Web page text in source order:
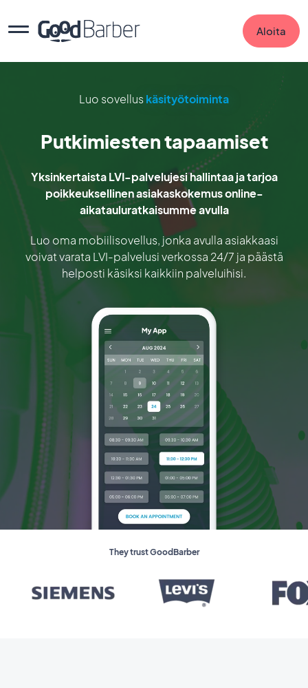
Aloita
Luo sovellus käsityötoiminta
Putkimiesten tapaamiset
Yksinkertaista LVI-palvelujesi hallintaa ja tarjoa
poikkeuksellinen asiakaskokemus online-
aikatauluratkaisumme avulla
Luo oma mobiilisovellus, jonka avulla asiakkaasi
voivat varata LVI-palvelusi verkossa 24/7 ja päästä
helposti käsiksi kaikkiin palveluihisi.
They trust GoodBarber